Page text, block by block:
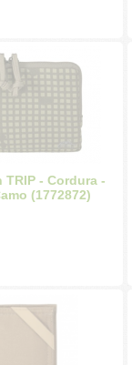
- Cordura -
(1772872)